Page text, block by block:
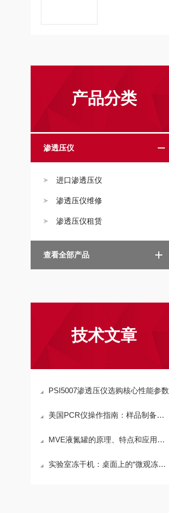
产品分类
渗透压仪
进口渗透压仪
渗透压仪维修
渗透压仪租赁
查看全部产品
技术文章
PSI5007渗透压仪选购核心性能参数
美国PCR仪操作指南：样品制备、程序设置与数据分析全流程
MVE液氮罐的原理、特点和应用领域
实验室冻干机：桌面上的“微观冻干实验室”